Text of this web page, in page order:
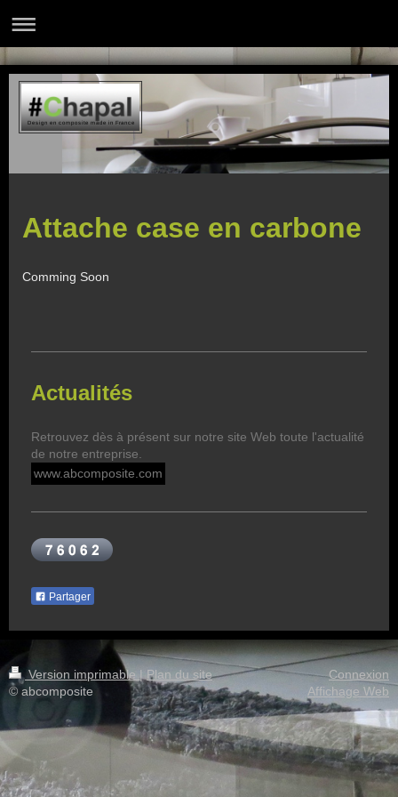
Design en composite made in France
Attache case en carbone
Comming Soon
Actualités
Retrouvez dès à présent sur notre site Web toute l'actualité
de notre entreprise.
www.abcomposite.com
Partager
Version imprimable | Plan du site
© abcomposite
Connexion
Affichage Web